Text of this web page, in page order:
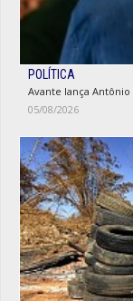
POLÍTICA
Avante lança
05/08/2026